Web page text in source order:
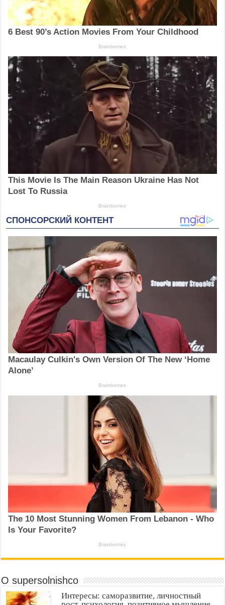
О supersolnishco
Интересы: саморазвитие, личностный